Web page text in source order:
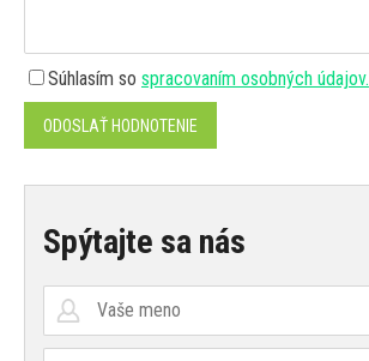
Súhlasím so spracovaním osobných údajov.
ODOSLAŤ HODNOTENIE
Spýtajte sa nás